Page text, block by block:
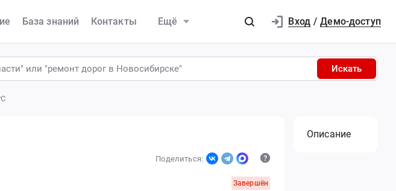
База знаний Контакты Ещё Вход / Демо-доступ
Искать
Поделиться:
Завершён
Описание